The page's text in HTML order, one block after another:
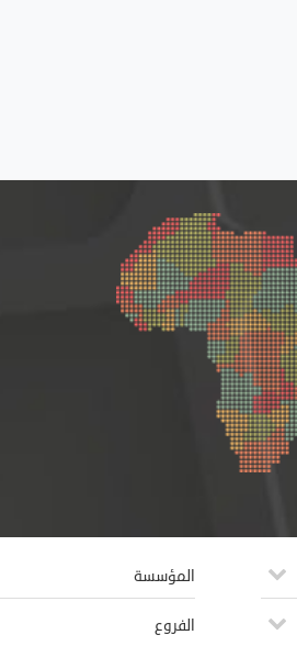
المؤسسة
الفروع